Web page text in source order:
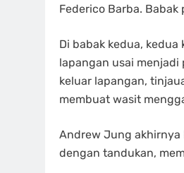
Federico Barba.
Di babak kedua,
lapangan usai menjadi
keluar lapangan,
membuat wasit
Andrew Jung akhirnya
dengan tandukan,